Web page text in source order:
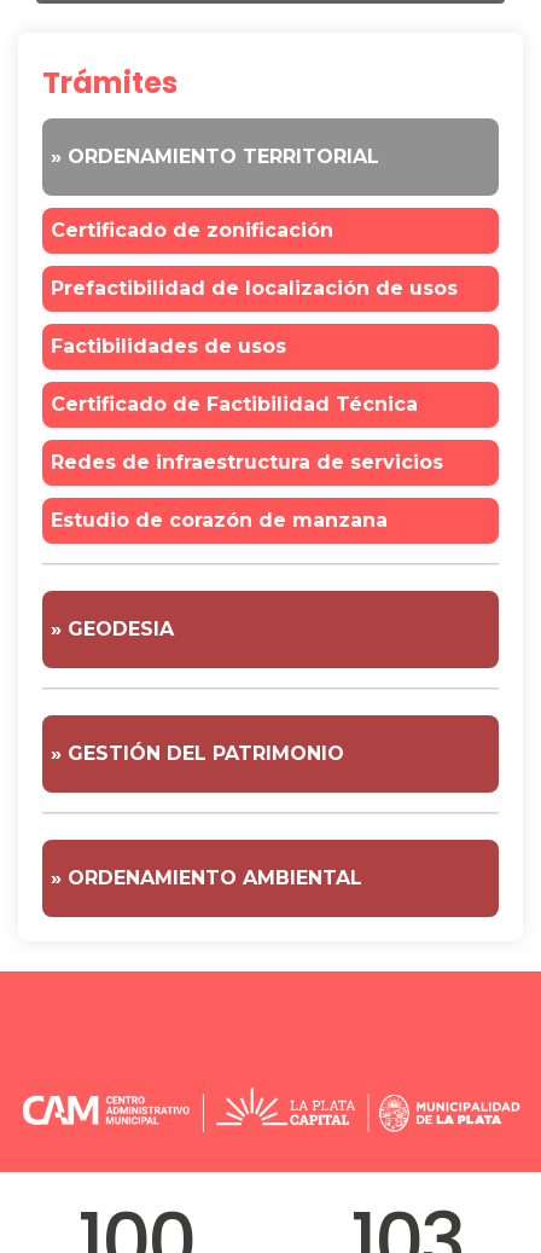
Trámites
» ORDENAMIENTO TERRITORIAL
Certificado de zonificación
Prefactibilidad de localización de usos
Factibilidades de usos
Certificado de Factibilidad Técnica
Redes de infraestructura de servicios
Estudio de corazón de manzana
» GEODESIA
» GESTIÓN DEL PATRIMONIO
» ORDENAMIENTO AMBIENTAL